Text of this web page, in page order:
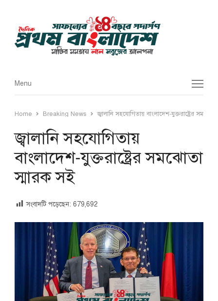
Menu
Menu
Home Breaking News জ্বালানি সহযোগিতায় বাংলাদেশ-যুক্তরাষ্ট্রের
জ্বালানি সহযোগিতায়
বাংলাদেশ-যুক্তরাষ্ট্রের সমঝোতা
স্মারক সই
সংবাদটি পড়েছেন: 679,692